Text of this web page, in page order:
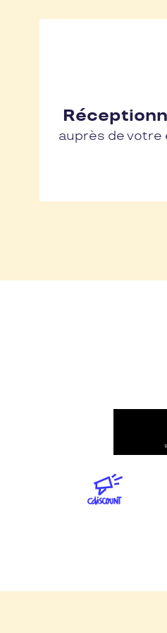
auprès de votre